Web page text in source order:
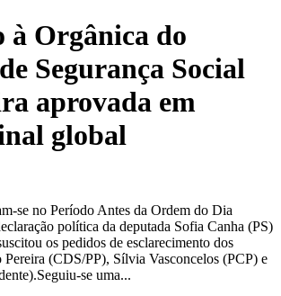
à Orgânica do
Segurança Social
aprovada em
global
se no Período Antes da Ordem do Dia
política da deputada Sofia Canha (PS)
os pedidos de esclarecimento dos
Pereira (CDS/PP), Sílvia Vasconcelos (PCP) e
se uma...